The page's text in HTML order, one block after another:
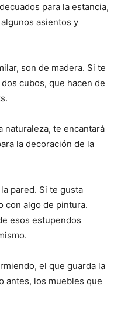
para la estancia,
asientos y
son de madera. Si te
cubos, que hacen de
naturaleza, te encantará
la decoración de la
pared. Si te gusta
con algo de pintura.
esos estupendos
el que guarda la
antes, los muebles que